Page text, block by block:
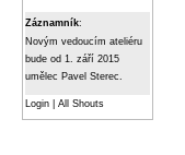
Záznamník:
Novým vedoucím ateliéru
bude od 1. září 2015
umělec Pavel Sterec.
Login All Shouts